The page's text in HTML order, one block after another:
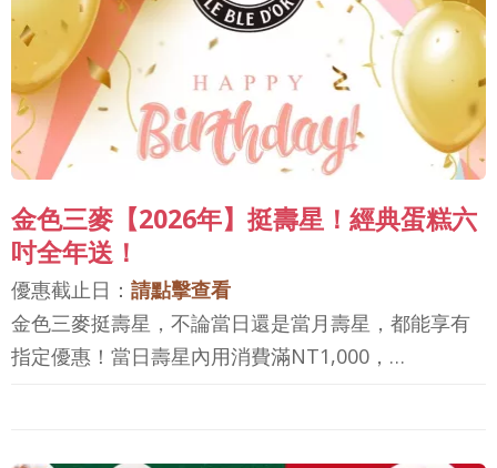
金色三麥【2026年】挺壽星！經典蛋糕六
吋全年送！
優惠截止日： 請點擊查看
金色三麥挺壽星，不論當日還是當月壽星，都能享有
指定優惠！當日壽星內用消費滿NT1,000，…